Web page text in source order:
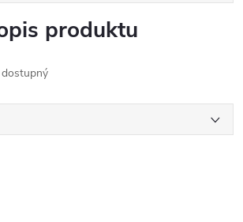
produktu